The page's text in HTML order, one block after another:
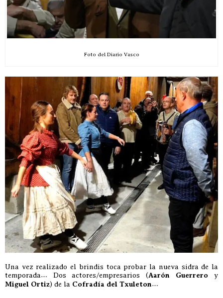
Foto del Diario Vasco
Una vez realizado el brindis toca probar la nueva sidra de la
temporada… Dos actores/empresarios (Aarón Guerrero y
Miguel Ortiz) de la Cofradía del Txuleton…